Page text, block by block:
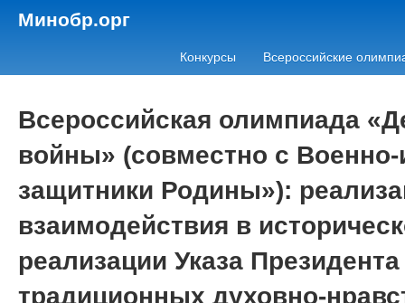
Минобр.орг
Конкурсы Всероссийские
Всероссийская олимпиада
войны» (совместно с
защитники Родины»):
взаимодействия в
реализации Указа
традиционных духовно-